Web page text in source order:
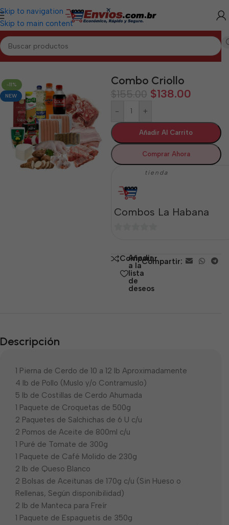
Skip to navigation
Skip to main content
Inicio/LA HABANA/Combos La Habana
-11%
NEW
Combo Criollo
$155.00 $138.00
- +
Añadir Al Carrito
Comprar Ahora
tienda
Combos La Habana
5 Comparar
Añadir
a la
lista
de
deseos
Compartir:
Descripción
1 Pierna de Cerdo de 10 a 12 lb Aproximadamente
4 lb de Pollo (Muslo y/o Contramuslo)
5 lb de Costillas de Cerdo Ahumada
1 Paquete de Croquetas de 500g
2 Paquetes de Salchichas de 6 U c/u
2 Pomos de Aceite de 800ml c/u
1 Puré de Tomate de 300g
1 Paquete de Café Molido de 230g
2 lb de Queso Blanco
2 Bolsas de Aceitunas de 170g c/u (Sin Hueso o
Rellenas, Según disponibilidad)
2 lb de Manteca para Freír
1 Paquete de Espaguetis de 350g